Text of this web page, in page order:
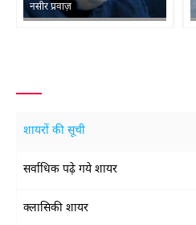
नसीर प्रवाज़
शायरों की सूची
सर्वाधिक पढ़े गये शायर
क्लासिकी शायर